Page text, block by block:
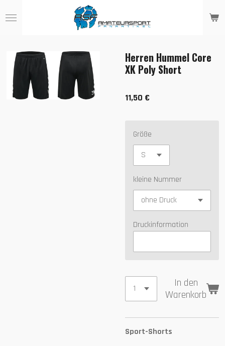
Hauptinhalt
Herren Hummel Core
XK Poly Short
11,50 €
Größe
kleine Nummer
Druckinformation
In den
Warenkorb
Sport-Shorts